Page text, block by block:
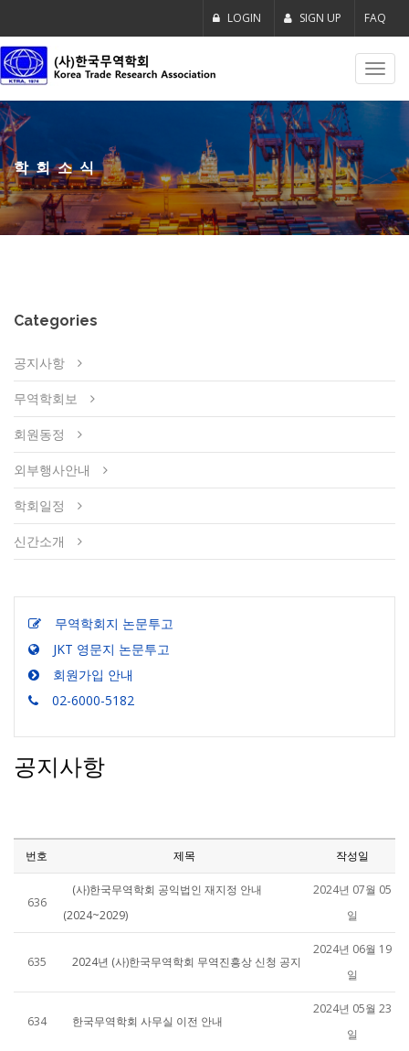
LOGIN SIGN UP FAQ
학회소식
Categories
공지사항
무역학회보
회원동정
외부행사안내
학회일정
신간소개
무역학회지 논문투고
JKT 영문지 논문투고
회원가입 안내
02-6000-5182
공지사항
번호 제목 작성일
636
(사)한국무역학회 공익법인 재지정 안내
(2024~2029)
2024년 07월 05
일
635 2024년 (사)한국무역학회 무역진흥상 신청 공지
2024년 06월 19
일
634 한국무역학회 사무실 이전 안내
2024년 05월 23
일